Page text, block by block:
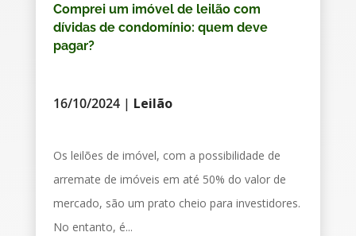
Comprei um imóvel de leilão com
dívidas de condomínio: quem deve
pagar?
16/10/2024| Leilão
Os leilões de imóvel, com a possibilidade de
arremate de imóveis em até 50% do valor de
mercado, são um prato cheio para investidores.
No entanto, é...